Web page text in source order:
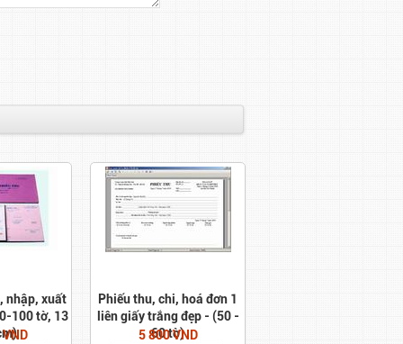
nhập, xuất
100 tờ, 13
Phiếu thu, chi, hoá đơn 1
liên giấy trắng đẹp - (50 -
60 tờ)
5 800 VND